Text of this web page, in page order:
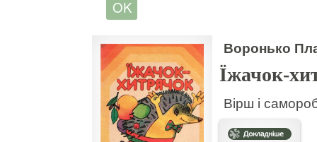
Воронько
Їжачок-
Вірш і